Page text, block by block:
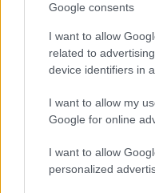
Google consents
I want to allow
related to
device identifiers in
I want to allow my
Google for online
I want to allow
personalized
L’annunciata
l’Organizzazione
l’agenzia di oltre il
tanti erano quelli
motivazioni per
altre crisi sanitarie